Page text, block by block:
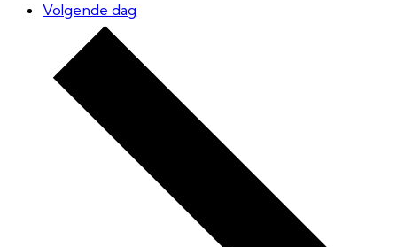
Volgende dag